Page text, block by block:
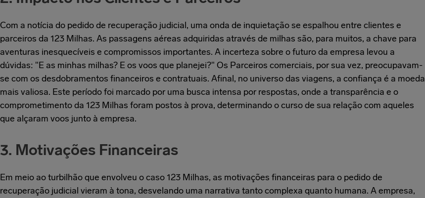
Com a notícia do pedido de recuperação judicial, uma onda de inquietação se espalhou entre clientes e
parceiros da 123 Milhas. As passagens aéreas adquiridas através de milhas são, para muitos, a chave para
aventuras inesquecíveis e compromissos importantes. A incerteza sobre o futuro da empresa levou a
dúvidas: "E as minhas milhas? E os voos que planejei?" Os Parceiros comerciais, por sua vez, preocupavam-
se com os desdobramentos financeiros e contratuais. Afinal, no universo das viagens, a confiança é a moeda
mais valiosa. Este período foi marcado por uma busca intensa por respostas, onde a transparência e o
comprometimento da 123 Milhas foram postos à prova, determinando o curso de sua relação com aqueles
que alçaram voos junto à empresa.
3. Motivações Financeiras
Em meio ao turbilhão que envolveu o caso 123 Milhas, as motivações financeiras para o pedido de
recuperação judicial vieram à tona, desvelando uma narrativa tanto complexa quanto humana. A empresa,